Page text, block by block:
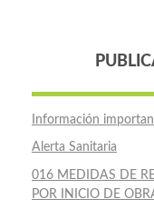
Información
Alerta Sanitaria
016 MEDIDAS DE
POR INICIO DE